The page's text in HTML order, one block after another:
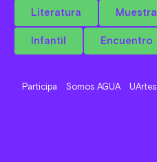
Literatura Muestra
Infantil Encuentro
Participa Somos AGUA UArtes